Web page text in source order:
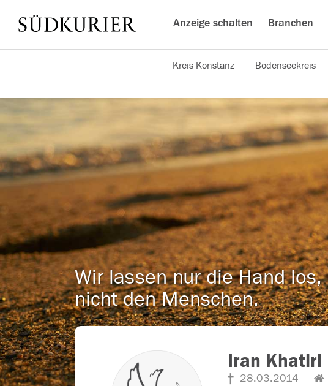
Anzeige schalten Branchen
Kreis Konstanz Bodenseekreis
Wir lassen nur die Hand los,
nicht den Menschen.
Iran Khatiri
28.03.2014